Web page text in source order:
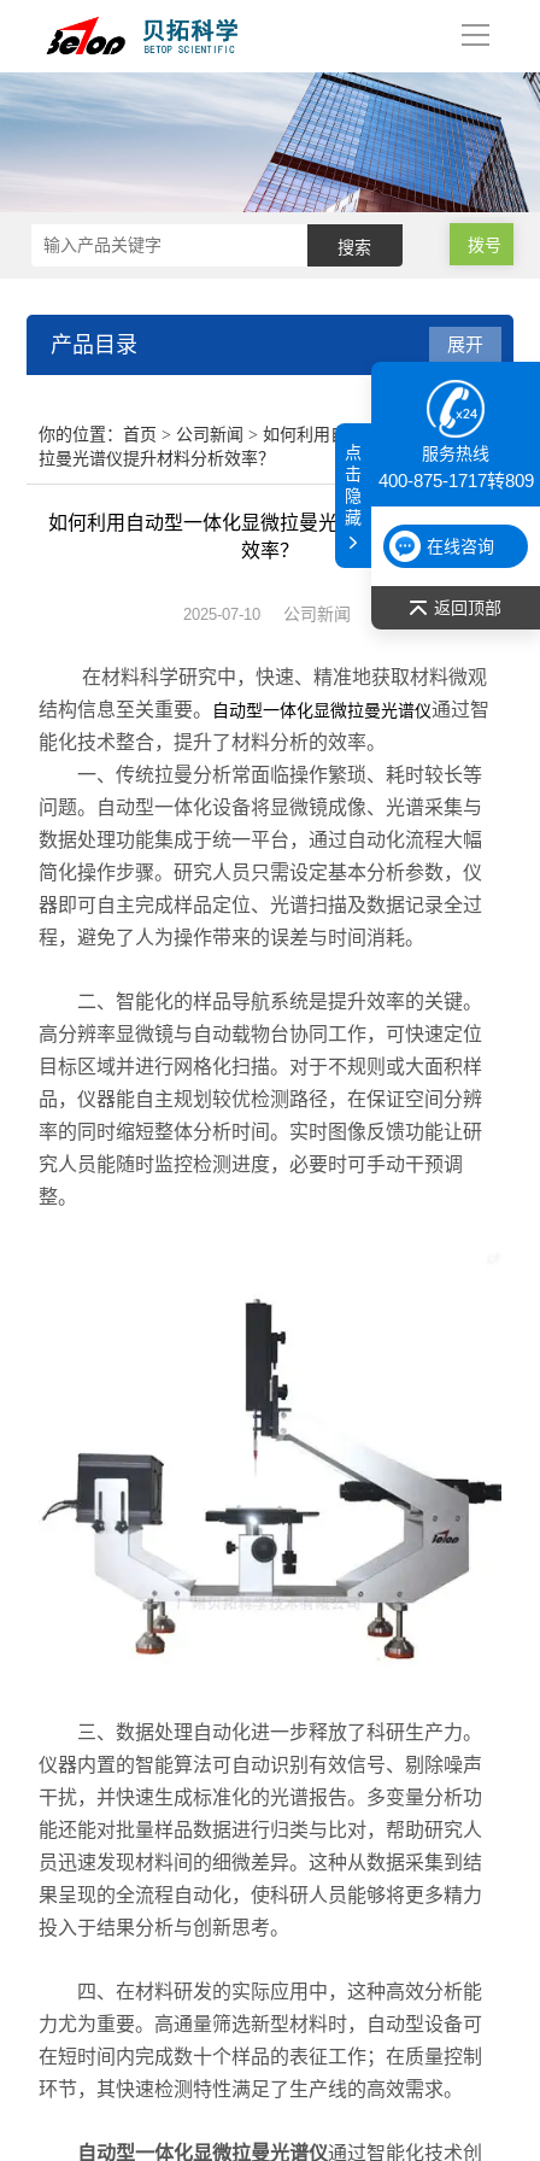
导
拨号
产品目录
纳米粒度仪
膜厚仪
拉曼光谱仪
差示/热重/差热/热分析
红外光谱（IR、傅立叶）
扫描探针显微镜/原子力
激光粒度仪、纳米粒度仪
荧光分光光度计（分子荧光
X射线衍射仪（XRD）
激光光散射仪
等离子清洗机
光学显微镜
力学测试仪
表面/界面性能测定仪
展开
你的位置：首页 > 公司新闻 > 如何利用自动型一体化显微
拉曼光谱仪提升材料分析效率？
如何利用自动型一体化显微拉曼光谱仪提升材料分析
效率？
2025-07-10 公司新闻
在材料科学研究中，快速、精准地获取材料微观
结构信息至关重要。
自动型一体化显微拉曼光谱仪通过智
能化技术整合，提升了材料分析的效率。
一、传统拉曼分析常面临操作繁琐、耗时较长等
问题。自动型一体化设备将显微镜成像、光谱采集与
数据处理功能集成于统一平台，通过自动化流程大幅
简化操作步骤。研究人员只需设定基本分析参数，仪
器即可自主完成样品定位、光谱扫描及数据记录全过
程，避免了人为操作带来的误差与时间消耗。
二、智能化的样品导航系统是提升效率的关键。
高分辨率显微镜与自动载物台协同工作，可快速定位
目标区域并进行网格化扫描。对于不规则或大面积样
品，仪器能自主规划较优检测路径，在保证空间分辨
率的同时缩短整体分析时间。实时图像反馈功能让研
究人员能随时监控检测进度，必要时可手动干预调
整。
三、数据处理自动化进一步释放了科研生产力。
仪器内置的智能算法可自动识别有效信号、剔除噪声
干扰，并快速生成标准化的光谱报告。多变量分析功
能还能对批量样品数据进行归类与比对，帮助研究人
员迅速发现材料间的细微差异。这种从数据采集到结
果呈现的全流程自动化，使科研人员能够将更多精力
投入于结果分析与创新思考。
四、在材料研发的实际应用中，这种高效分析能
力尤为重要。高通量筛选新型材料时，自动型设备可
在短时间内完成数十个样品的表征工作；在质量控制
环节，其快速检测特性满足了生产线的高效需求。
自动型一体化显微拉曼光谱仪通过智能化技术创
服务热线
400-875-1717转809
在线咨询
返回顶部
点
击
隐
藏